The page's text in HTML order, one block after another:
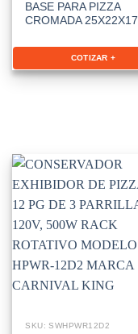
BASE PARA PIZZA
CROMADA 25X22X17
COTIZAR +
SKU: SWHPWR12D2